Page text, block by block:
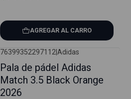
AGREGAR AL CARRO
76399352297112|Adidas
Pala de pádel Adidas
Match 3.5 Black Orange
2026